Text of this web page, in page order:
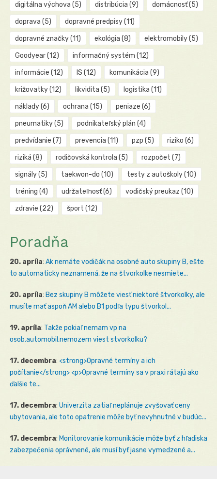
digitálna výchova (5) distribúcia (9) domácnosť(5)
doprava (5) dopravné predpisy(11)
dopravné značky(11) ekológia (8) elektromobily(5)
Goodyear(12) informačný systém (12)
informácie (12) IS (12) komunikácia (9)
križovatky(12) likvidita (5) logistika (11)
náklady(6) ochrana (15) peniaze (6)
pneumatiky(5) podnikateľský plán (4)
predvídanie (7) prevencia (11) pzp (5) riziko (6)
riziká (8) rodičovská kontrola (5) rozpočet (7)
signály(5) taekwon-do (10) testy z autoškoly(10)
tréning (4) udržateľnosť(6) vodičský preukaz (10)
zdravie (22) šport (12)
Poradňa
20. apríla: Ak nemáte vodičák na osobné auto skupiny B, ešte
to automaticky neznamená, že na štvorkolke nesmiete...
20. apríla: Bez skupiny B môžete viesť niektoré štvorkolky, ale
musíte mať aspoň AM alebo B1 podľa typu štvorkol...
19. apríla: Takže pokiaľ nemam vp na
osob.automobil,nemozem viest stvorkolku?
17. decembra: <strong>Opravné termíny a ich
počítanie</strong> <p>Opravné termíny sa v praxi rátajú ako
ďalšie te...
17. decembra: Univerzita zatiaľ neplánuje zvyšovať ceny
ubytovania, ale toto opatrenie môže byť nevyhnutné v budúc...
17. decembra: Monitorovanie komunikácie môže byť z hľadiska
zabezpečenia oprávnené, ale musí byť jasne vymedzené a...